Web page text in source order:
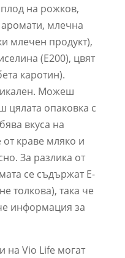
на рожков,
аромати, млечна
млечен продукт),
(E200), цвят
каротин).
Можеш
цялата опаковка с
вкуса на
краве мляко и
За разлика от
се съдържат Е-
толкова), така че
информация за
на Vio Life могат